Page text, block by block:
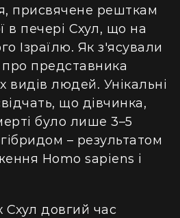
присвячене решткам
в печері Схул, що на
Ізраїлю. Як з'ясували
про представника
видів людей. Унікальні
що дівчинка,
було лише 3–5
– результатом
Homo sapiens і
довгий час